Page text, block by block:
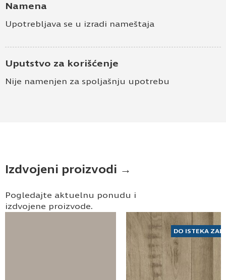
Namena
Upotrebljava se u izradi nameštaja
Uputstvo za korišćenje
Nije namenjen za spoljašnju upotrebu
Izdvojeni proizvodi →
Pogledajte aktuelnu ponudu i
izdvojene proizvode.
DO ISTEKA